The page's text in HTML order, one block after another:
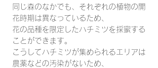
同じ森のなかでも、それぞれの植物の開
花時期は異なっているため、
花の品種を限定したハチミツを採蜜する
ことができます。
こうしてハチミツが集められるエリアは
農薬などの汚染がないため、